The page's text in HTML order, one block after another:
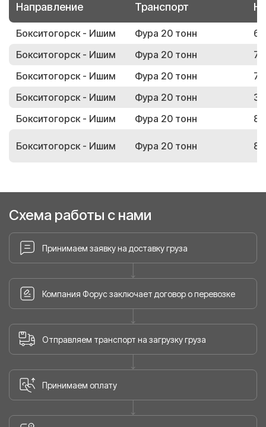
Направление Транспорт
Бокситогорск - Ишим Фура 20 тонн
Бокситогорск - Ишим
Фура 20 тонн
Бокситогорск - Ишим
Фура 20 тонн
Бокситогорск - Ишим
Фура 20 тонн
Бокситогорск - Ишим
Фура 20 тонн
Бокситогорск - Ишим Фура 20 тонн
Схема работы с нами
Принимаем заявку на доставку груза
Компания Форус заключает договор о перевозке
Отправляем транспорт на загрузку груза
Принимаем оплату